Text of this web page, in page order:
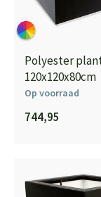
Polyester
120x120x80cm
Op voorraad
744,95